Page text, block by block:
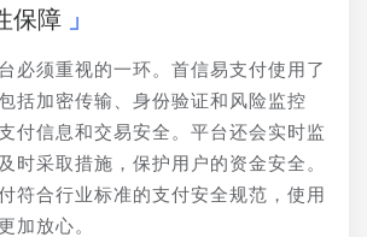
保障
必须重视的一环。首信易支付使用了
括加密传输、身份验证和风险监控
付信息和交易安全。平台还会实时监
时采取措施，保护用户的资金安全。
符合行业标准的支付安全规范，使用
加放心。